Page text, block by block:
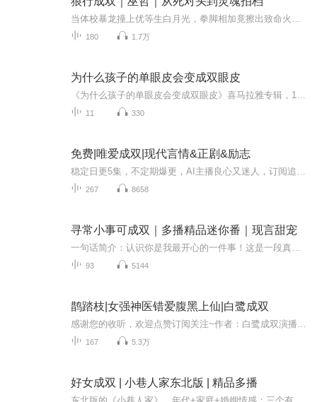
180 1.7万
为什么孩子的单眼皮会变成双眼皮
11 330
免费|唯爱成双|现代言情&正剧&励志
267 8658
寻常小事可成双｜多播精品迷你番｜现言甜宠
93 5144
鹊踏枝|女强神医错爱腹黑上仙|白鹭成双
167 5.3万
好女成双 | 小巷人家东北版 | 精品多播